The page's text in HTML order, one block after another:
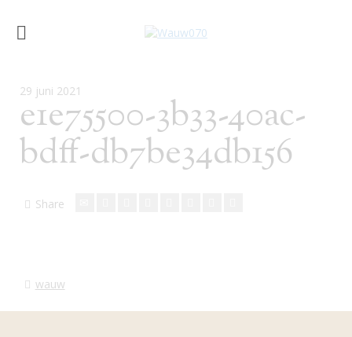
29 juni 2021
e1e75500-3b33-40ac-
bdff-db7be34db156
Share
wauw